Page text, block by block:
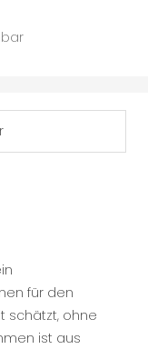
für den
schätzt, ohne
ist aus